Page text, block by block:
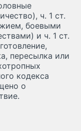
ч. 1 ст.
боевыми
и ч. 1 ст.
пересылка или
кодекса
о